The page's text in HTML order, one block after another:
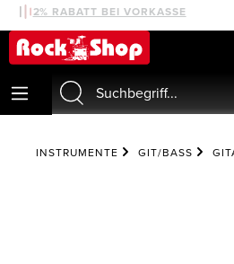
springen
2% RABATT BEI VORKASSE
NEWSLETTER AKTIONEN
INSTRUMENTE GIT/BASS